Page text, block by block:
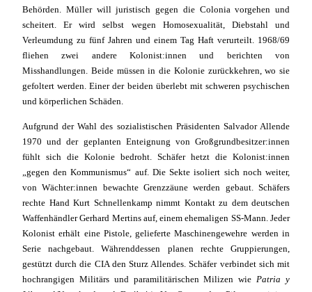
Behörden. Müller will juristisch gegen die Colonia vorgehen und
scheitert. Er wird selbst wegen Homosexualität, Diebstahl und
Verleumdung zu fünf Jahren und einem Tag Haft verurteilt. 1968/69
fliehen zwei andere Kolonist:innen und berichten von
Misshandlungen. Beide müssen in die Kolonie zurückkehren, wo sie
gefoltert werden. Einer der beiden überlebt mit schweren psychischen
und körperlichen Schäden.
Aufgrund der Wahl des sozialistischen Präsidenten Salvador Allende
1970 und der geplanten Enteignung von Großgrundbesitzer:innen
fühlt sich die Kolonie bedroht. Schäfer hetzt die Kolonist:innen
„gegen den Kommunismus“ auf. Die Sekte isoliert sich noch weiter,
von Wächter:innen bewachte Grenzzäune werden gebaut. Schäfers
rechte Hand Kurt Schnellenkamp nimmt Kontakt zu dem deutschen
Waffenhändler Gerhard Mertins auf, einem ehemaligen SS-Mann. Jeder
Kolonist erhält eine Pistole, gelieferte Maschinengewehre werden in
Serie nachgebaut. Währenddessen planen rechte Gruppierungen,
gestützt durch die CIA den Sturz Allendes. Schäfer verbindet sich mit
hochrangigen Militärs und paramilitärischen Milizen wiePatria y